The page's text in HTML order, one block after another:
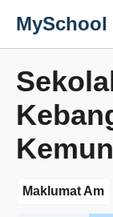
MySchool
Maklumat Am